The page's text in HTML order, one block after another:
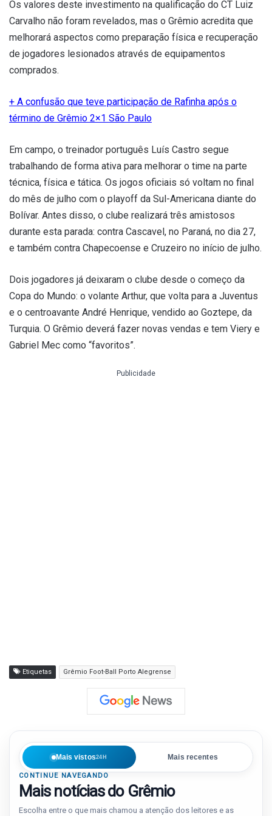
Os valores deste investimento na qualificação do CT Luiz
Carvalho não foram revelados, mas o Grêmio acredita que
melhorará aspectos como preparação física e recuperação
de jogadores lesionados através de equipamentos
comprados.
+ A confusão que teve participação de Rafinha após o
término de Grêmio 2×1 São Paulo
Em campo, o treinador português Luís Castro segue
trabalhando de forma ativa para melhorar o time na parte
técnica, física e tática. Os jogos oficiais só voltam no final
do mês de julho com o playoff da Sul-Americana diante do
Bolívar. Antes disso, o clube realizará três amistosos
durante esta parada: contra Cascavel, no Paraná, no dia 27,
e também contra Chapecoense e Cruzeiro no início de julho.
Dois jogadores já deixaram o clube desde o começo da
Copa do Mundo: o volante Arthur, que volta para a Juventus
e o centroavante André Henrique, vendido ao Goztepe, da
Turquia. O Grêmio deverá fazer novas vendas e tem Viery e
Gabriel Mec como “favoritos”.
Publicidade
Etiquetas Grêmio Foot-Ball Porto Alegrense
Mais vistos24H Mais recentes
CONTINUE NAVEGANDO
Mais notícias do Grêmio
Escolha entre o que mais chamou a atenção dos leitores e as